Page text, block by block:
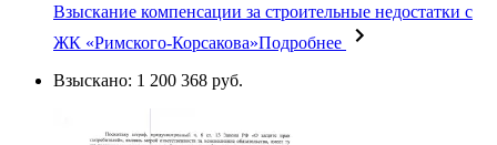
Взыскание компенсации за строительные недостатки с
ЖК «Римского-Корсакова»Подробнее
Взыскано: 1 200 368 руб.